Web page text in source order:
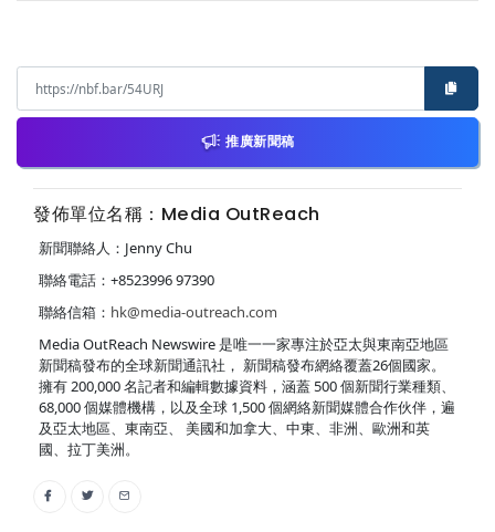
推廣新聞稿
發佈單位名稱：Media OutReach
新聞聯絡人：Jenny Chu
聯絡電話：+8523996 97390
聯絡信箱： hk@media-outreach.com
Media OutReach Newswire 是唯一一家專注於亞太與東南亞地區
新聞稿發布的全球新聞通訊社， 新聞稿發布網絡覆蓋26個國家。
擁有 200,000 名記者和編輯數據資料，涵蓋 500 個新聞行業種類、
68,000 個媒體機構，以及全球 1,500 個網絡新聞媒體合作伙伴，遍
及亞太地區、東南亞、 美國和加拿大、中東、非洲、歐洲和英
國、拉丁美洲。